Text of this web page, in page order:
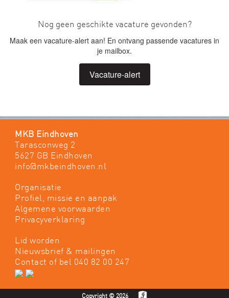
Nog geen geschikte vacature gevonden?
Maak een vacature-alert aan! En ontvang passende vacatures in
je mailbox.
Vacature-alert
MKB Eindhoven
Tarasconweg 2
5627 GB Eindhoven
info@mkbeindhoven.nl
Organisatie
Profiel, missie en aanpak
Algemene voorwaarden
Privacyverklaring
Lid worden
Nieuwsbrief & mailingen
Contact of bel 040 82 00 247
Copyright © 2026